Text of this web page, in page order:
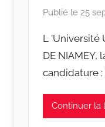
Publié le 25
L ’Université
DE NIAMEY,
candidature :
Continuer la